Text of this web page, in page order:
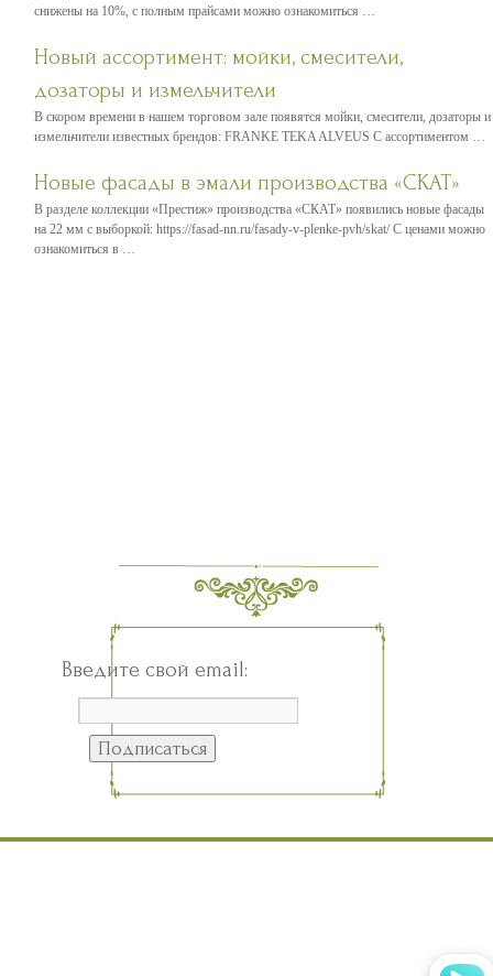
снижены на 10%, с полным прайсами можно ознакомиться …
Новый ассортимент: мойки, смесители,
дозаторы и измельчители
В скором времени в нашем торговом зале появятся мойки, смесители, дозаторы и
измельчители известных брендов: FRANKE TEKA ALVEUS С ассортиментом …
Новые фасады в эмали производства «СКАТ»
В разделе коллекции «Престиж» производства «СКАТ» появились новые фасады
на 22 мм с выборкой: https://fasad-nn.ru/fasady-v-plenke-pvh/skat/ С ценами можно
ознакомиться в …
Введите свой email: